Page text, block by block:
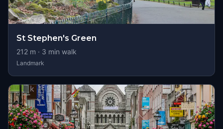
St Stephen's Green
212 m · 3 min walk
Landmark